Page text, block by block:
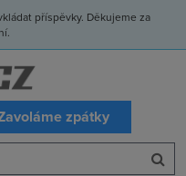
příspěvky. Děkujeme za
zpátky